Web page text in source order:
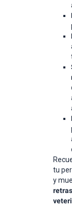
tu
y